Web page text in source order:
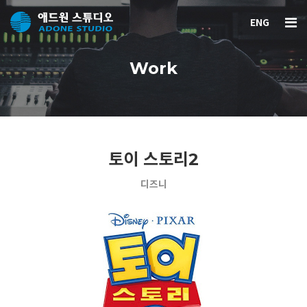
ENG
Work
토이 스토리2
디즈니